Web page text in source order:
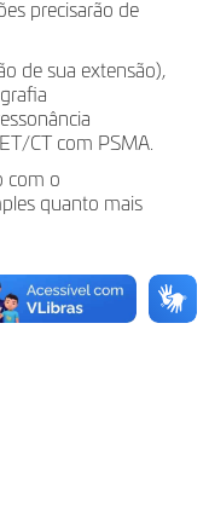
precisarão de
de sua extensão),
CT com PSMA.
com o
quanto mais